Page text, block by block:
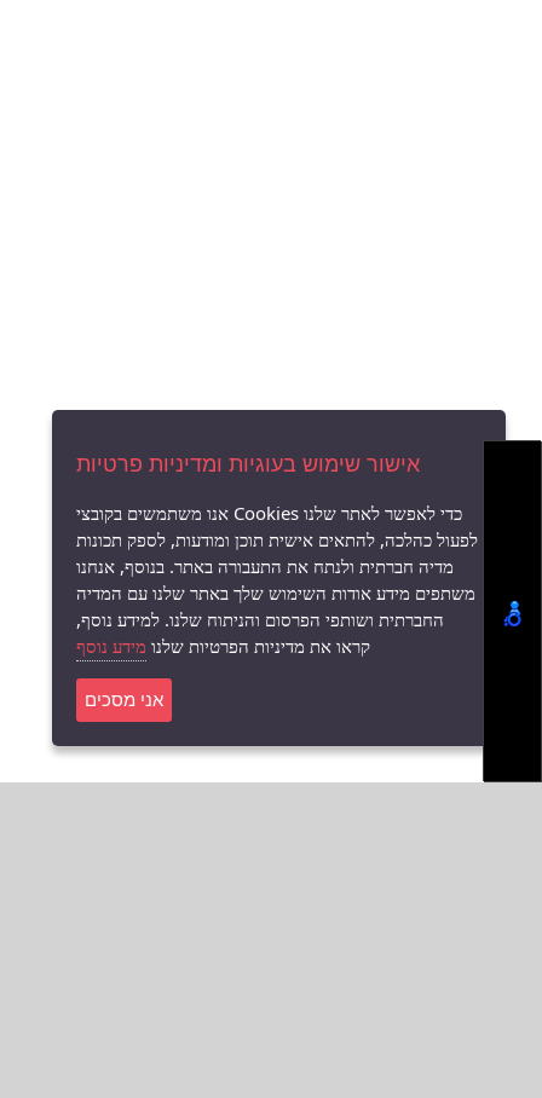
אישור שימוש בעוגיות ומדיניות פרטיות
אנו משתמשים בקובצי Cookies כדי לאפשר לאתר שלנו
לפעול כהלכה, להתאים אישית תוכן ומודעות, לספק תכונות
מדיה חברתית ולנתח את התעבורה באתר. בנוסף, אנחנו
משתפים מידע אודות השימוש שלך באתר שלנו עם המדיה
החברתית ושותפי הפרסום והניתוח שלנו. למידע נוסף,
קראו את מדיניות הפרטיות שלנו מידע נוסף
אני מסכים